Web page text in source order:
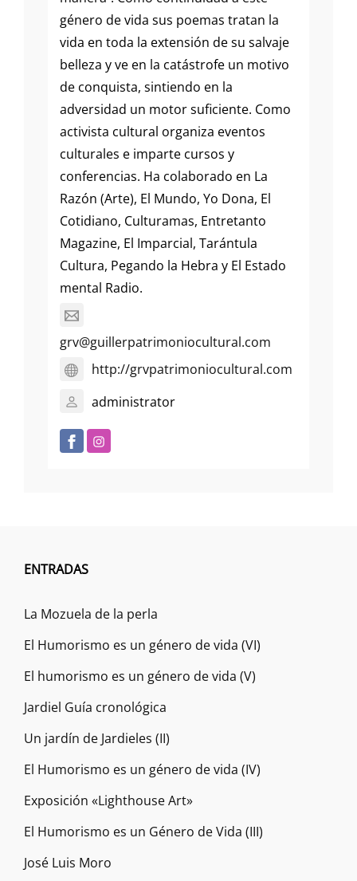
género de vida sus poemas tratan la
vida en toda la extensión de su salvaje
belleza y ve en la catástrofe un motivo
de conquista, sintiendo en la
adversidad un motor suficiente. Como
activista cultural organiza eventos
culturales e imparte cursos y
conferencias. Ha colaborado en La
Razón (Arte), El Mundo, Yo Dona, El
Cotidiano, Culturamas, Entretanto
Magazine, El Imparcial, Tarántula
Cultura, Pegando la Hebra y El Estado
mental Radio.
grv@guillerpatrimoniocultural.com
http://grvpatrimoniocultural.com
administrator
ENTRADAS
La Mozuela de la perla
El Humorismo es un género de vida (VI)
El humorismo es un género de vida (V)
Jardiel Guía cronológica
Un jardín de Jardieles (II)
El Humorismo es un género de vida (IV)
Exposición «Lighthouse Art»
El Humorismo es un Género de Vida (III)
José Luis Moro